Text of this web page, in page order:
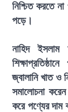
নিশ্চিত করতে
পড়ে।
নাহিদ
জ্বালানি খাত ও
সমালোচনা
করে পণ্যের দাম